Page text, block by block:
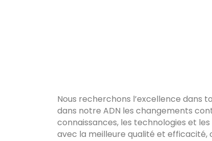
Nous recherchons l’excellence dans
dans notre ADN les changements
connaissances, les technologies et
avec la meilleure qualité et efficacité,